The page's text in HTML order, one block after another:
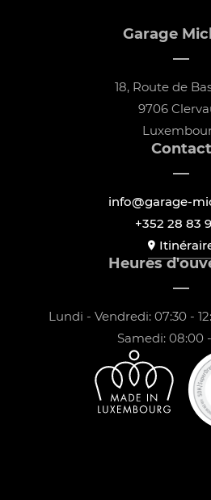
Garage
18, Route de
9706
Contact
info@garage-
+352 28 83
Heures
Lundi - Vendredi: 07:30 -
Samedi: 08:00